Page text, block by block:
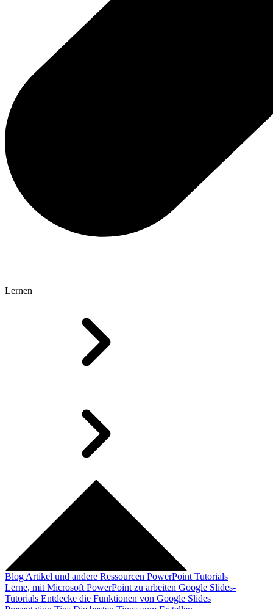
Lernen
Blog Artikel und andere Ressourcen PowerPoint Tutorials
Lerne, mit Microsoft PowerPoint zu arbeiten Google Slides-
Tutorials Entdecke die Funktionen von Google Slides